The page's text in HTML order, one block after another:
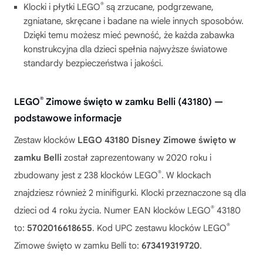
Klocki i płytki LEGO® są zrzucane, podgrzewane,
zgniatane, skręcane i badane na wiele innych sposobów.
Dzięki temu możesz mieć pewność, że każda zabawka
konstrukcyjna dla dzieci spełnia najwyższe światowe
standardy bezpieczeństwa i jakości.
LEGO® Zimowe święto w zamku Belli (43180) —
podstawowe informacje
Zestaw klocków LEGO 43180 Disney Zimowe święto w
zamku Belli został zaprezentowany w 2020 roku i
zbudowany jest z 238 klocków LEGO®. W klockach
znajdziesz również 2 minifigurki. Klocki przeznaczone są dla
dzieci od 4 roku życia. Numer EAN klocków LEGO® 43180
to: 5702016618655. Kod UPC zestawu klocków LEGO®
Zimowe święto w zamku Belli to: 673419319720.